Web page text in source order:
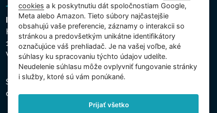
Intex Trading, s.r.o.
Hradecká 2526/3
130 00 Praha 3
Vinohrady - Česká republika
Spoločnosť je zapísaná na Mestskom súde v Prahe,
oddiel C, vložka 74759, IČO 26150808, DIČ CZ26150808.
cookies a k poskytnutiu dát spoločnostiam Google,
Meta alebo Amazon. Tieto súbory najčastejšie
obsahujú vaše preferencie, záznamy o interakcii so
stránkou a predovšetkým unikátne identifikátory
označujúce váš prehliadač. Je na vašej voľbe, aké
súhlasy ku spracovaniu týchto údajov udelíte.
Neudelenie súhlasu mȏže ovplyvniť fungovanie stránky
i služby, ktoré sú vám ponúkané.
Prijať všetko